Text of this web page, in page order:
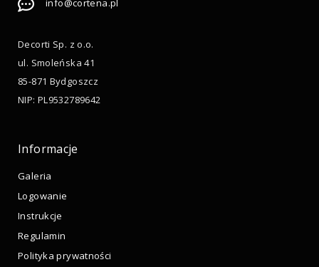
info@cortena.pl
Decorti Sp. z o.o.
ul. Smoleńska 41
85-871 Bydgoszcz
NIP: PL9532789642
Informacje
Galeria
Logowanie
Instrukcje
Regulamin
Polityka prywatności